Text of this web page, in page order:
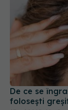
De ce se
folosești greșit
27 noi 2025, 22:45